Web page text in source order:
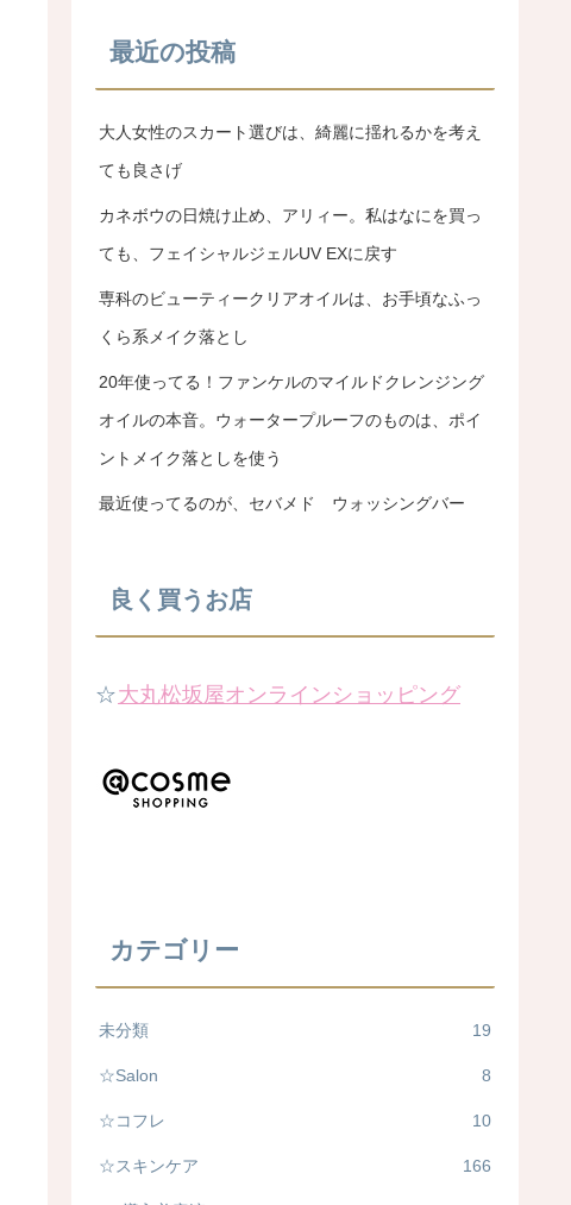
最近の投稿
大人女性のスカート選びは、綺麗に揺れるかを考え
ても良さげ
カネボウの日焼け止め、アリィー。私はなにを買っ
ても、フェイシャルジェルUV EXに戻す
専科のビューティークリアオイルは、お手頃なふっ
くら系メイク落とし
20年使ってる！ファンケルのマイルドクレンジング
オイルの本音。ウォータープルーフのものは、ポイ
ントメイク落としを使う
最近使ってるのが、セバメド ウォッシングバー
良く買うお店
☆大丸松坂屋オンラインショッピング
カテゴリー
未分類 19
☆Salon 8
☆コフレ 10
☆スキンケア 166